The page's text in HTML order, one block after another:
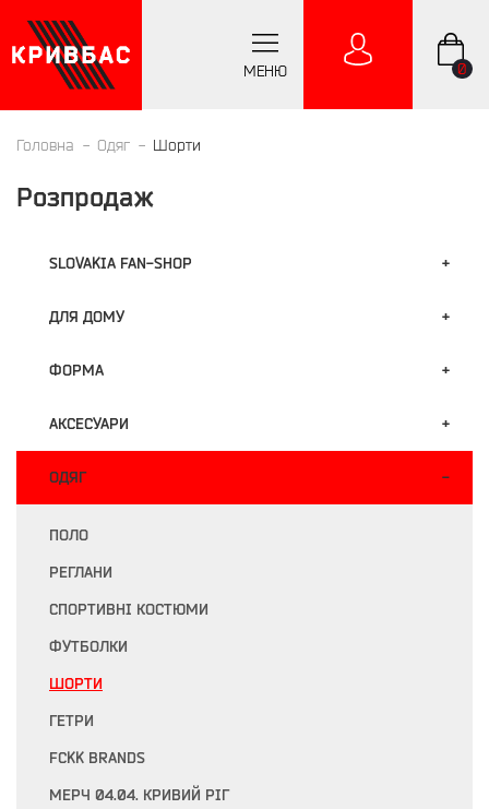
МЕНЮ 0
Головна Одяг Шорти
Розпродаж
SLOVAKIA FAN-SHOP
ДЛЯ ДОМУ
ФОРМА
АКСЕСУАРИ
ОДЯГ
ПОЛО
РЕГЛАНИ
СПОРТИВНІ КОСТЮМИ
ФУТБОЛКИ
ШОРТИ
ГЕТРИ
FCKK BRANDS
МЕРЧ 04.04. КРИВИЙ РІГ